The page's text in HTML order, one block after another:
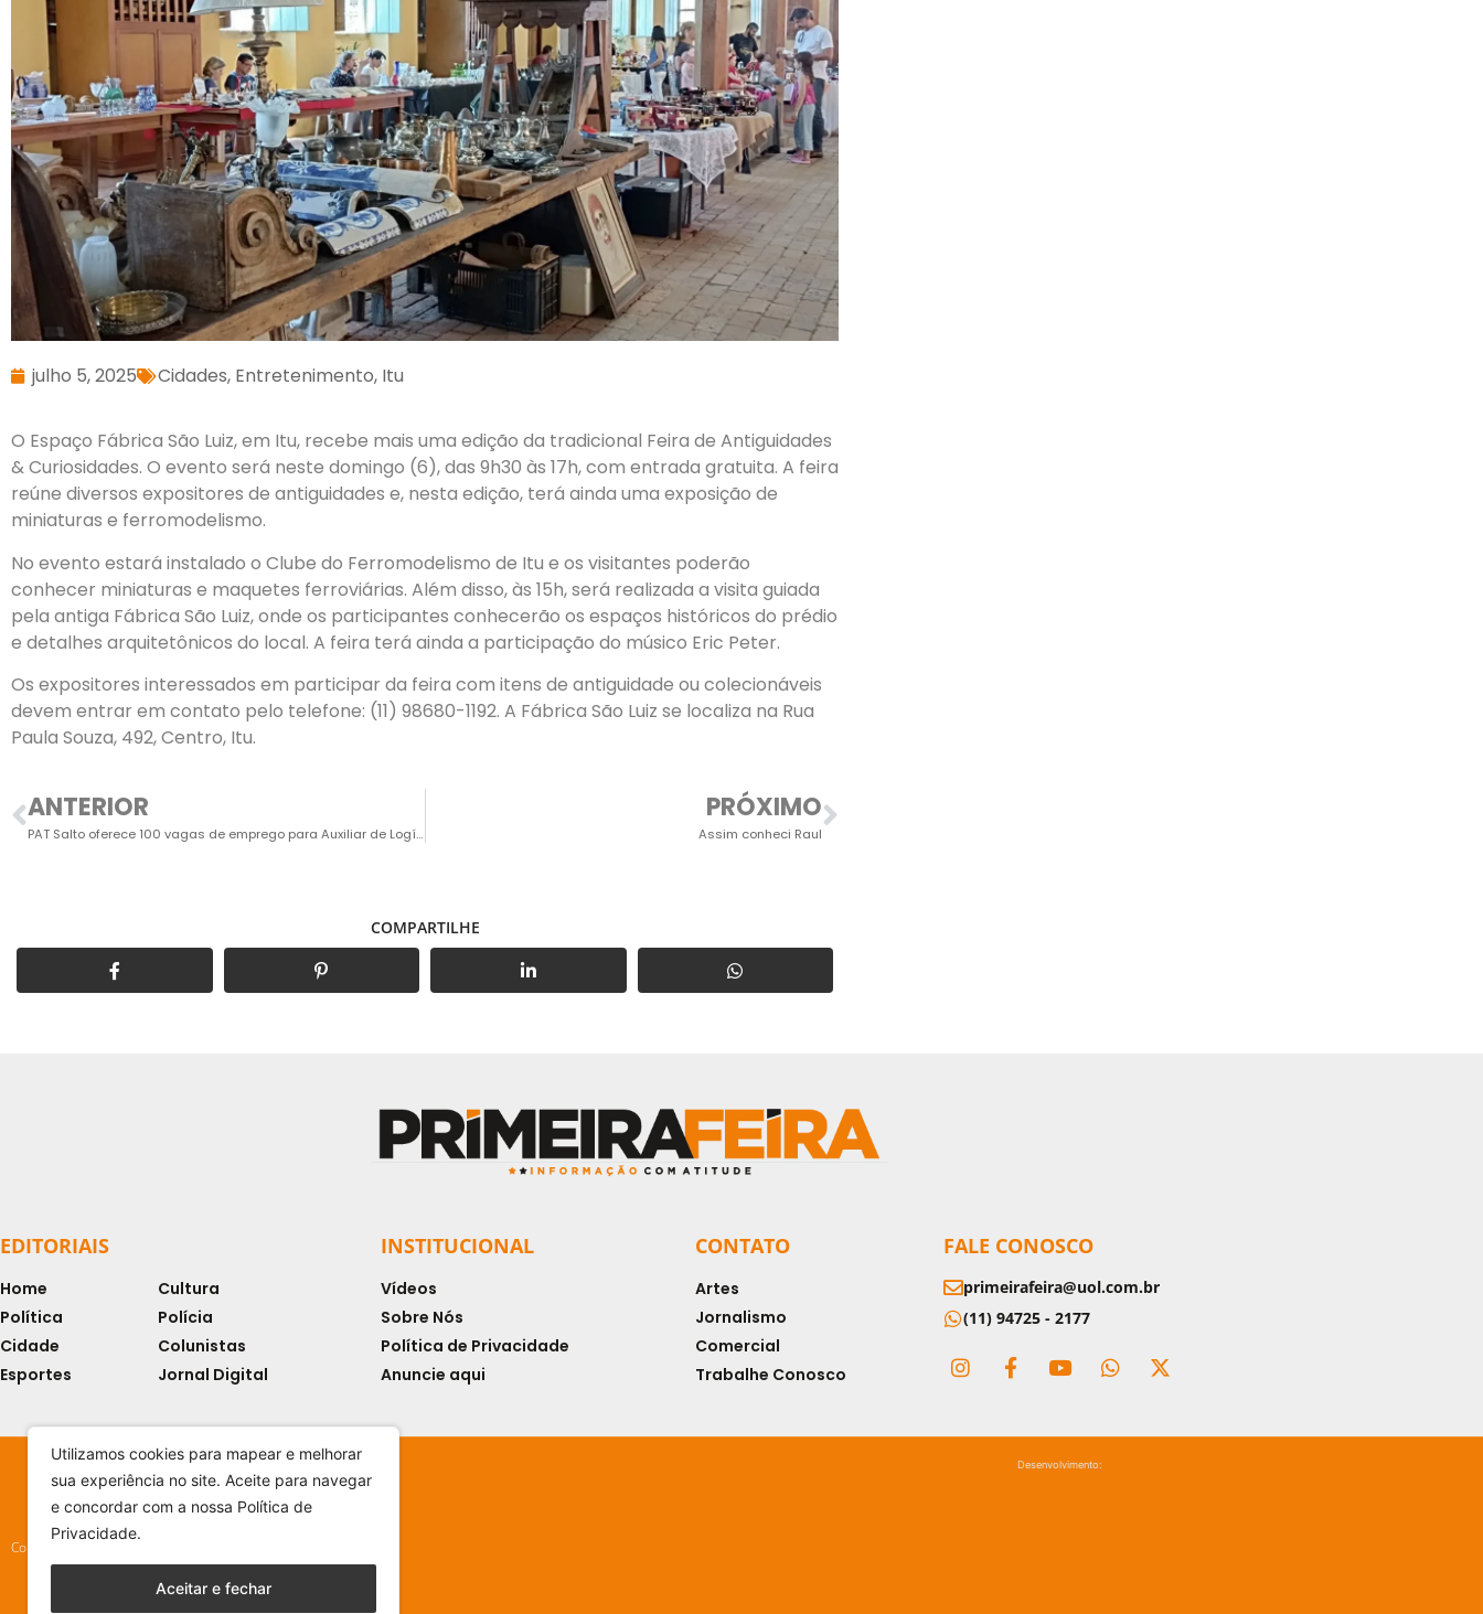
Utilizamos cookies para mapear e melhorar
sua experiência no site. Aceite para navegar
e concordar com a nossa Política de
Privacidade.
Aceitar e fechar
julho 5, 2025 Cidades, Entretenimento, Itu
O Espaço Fábrica São Luiz, em Itu, recebe mais uma edição da tradicional Feira de Antiguidades
& Curiosidades. O evento será neste domingo (6), das 9h30 às 17h, com entrada gratuita. A feira
reúne diversos expositores de antiguidades e, nesta edição, terá ainda uma exposição de
miniaturas e ferromodelismo.
No evento estará instalado o Clube do Ferromodelismo de Itu e os visitantes poderão
conhecer miniaturas e maquetes ferroviárias. Além disso, às 15h, será realizada a visita guiada
pela antiga Fábrica São Luiz, onde os participantes conhecerão os espaços históricos do prédio
e detalhes arquitetônicos do local. A feira terá ainda a participação do músico Eric Peter.
Os expositores interessados em participar da feira com itens de antiguidade ou colecionáveis
devem entrar em contato pelo telefone: (11) 98680-1192. A Fábrica São Luiz se localiza na Rua
Paula Souza, 492, Centro, Itu.
ANTERIOR
PAT Salto oferece 100 vagas de emprego para Auxiliar de Logística
PRÓXIMO
Assim conheci Raul
COMPARTILHE
EDITORIAIS
Home
Política
Cidade
Esportes
Cultura
Polícia
Colunistas
Jornal Digital
INSTITUCIONAL
Vídeos
Sobre Nós
Política de Privacidade
Anuncie aqui
CONTATO
Artes
Jornalismo
Comercial
Trabalhe Conosco
FALE CONOSCO
primeirafeira@uol.com.br
(11) 94725 - 2177
Copyright © 2024 - Todos os direitos reservados
Desenvolvimento: